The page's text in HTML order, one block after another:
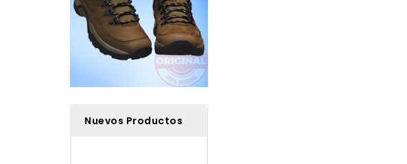
Nuevos Productos